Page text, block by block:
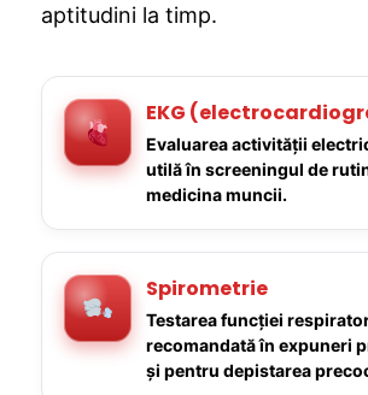
aptitudini la timp.
EKG
Evaluarea activității
utilă în screeningul de
medicina muncii.
Spirometrie
Testarea funcției
recomandată în expuneri
și pentru depistarea